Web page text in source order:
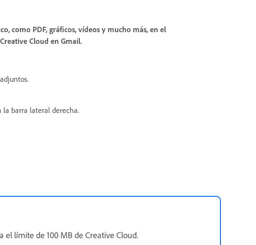
como PDF, gráficos, vídeos y mucho más, en el
Cloud en Gmail.
la barra lateral derecha.
límite de 100 MB de Creative Cloud.